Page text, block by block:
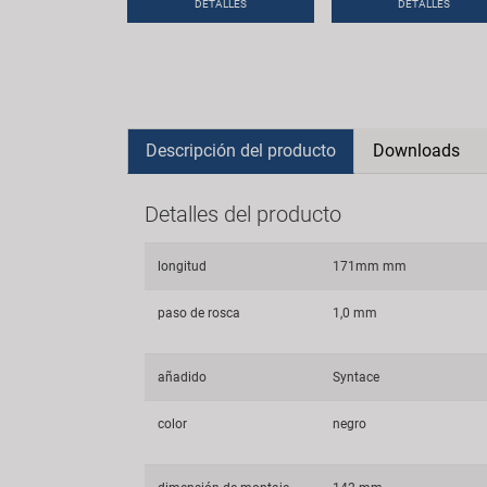
DETALLES DETALLES
Descripción del producto Downloads
Detalles del producto
longitud 171mm mm
paso de rosca 1,0 mm
añadido Syntace
color negro